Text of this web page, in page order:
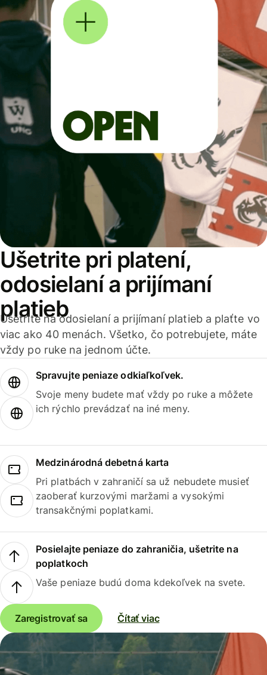
Ušetrite pri platení,
odosielaní a prijímaní
platieb
Ušetrite na odosielaní a prijímaní platieb a plaťte vo
viac ako 40 menách. Všetko, čo potrebujete, máte
vždy po ruke na jednom účte.
Spravujte peniaze odkiaľkoľvek.
Svoje meny budete mať vždy po ruke a môžete
ich rýchlo prevádzať na iné meny.
Medzinárodná debetná karta
Pri platbách v zahraničí sa už nebudete musieť
zaoberať kurzovými maržami a vysokými
transakčnými poplatkami.
Posielajte peniaze do zahraničia, ušetrite na
poplatkoch
Vaše peniaze budú doma kdekoľvek na svete.
Zaregistrovať sa Čítať viac